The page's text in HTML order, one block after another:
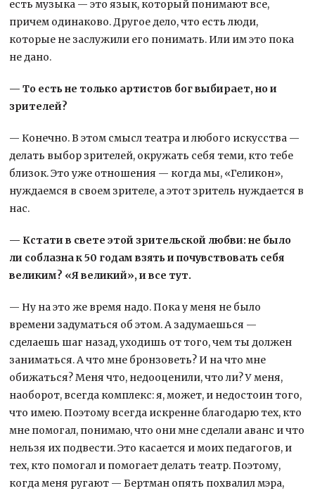
есть музыка — это язык, который понимают все,
причем одинаково. Другое дело, что есть люди,
которые не заслужили его понимать. Или им это пока
не дано.
— То есть не только артистов бог выбирает, но и
зрителей?
— Конечно. В этом смысл театра и любого искусства —
делать выбор зрителей, окружать себя теми, кто тебе
близок. Это уже отношения — когда мы, «Геликон»,
нуждаемся в своем зрителе, а этот зритель нуждается в
нас.
— Кстати в свете этой зрительской любви: не было
ли соблазна к 50 годам взять и почувствовать себя
великим? «Я великий», и все тут.
— Ну на это же время надо. Пока у меня не было
времени задуматься об этом. А задумаешься —
сделаешь шаг назад, уходишь от того, чем ты должен
заниматься. А что мне бронзоветь? И на что мне
обижаться? Меня что, недооценили, что ли? У меня,
наоборот, всегда комплекс: я, может, и недостоин того,
что имею. Поэтому всегда искренне благодарю тех, кто
мне помогал, понимаю, что они мне сделали аванс и что
нельзя их подвести. Это касается и моих педагогов, и
тех, кто помогал и помогает делать театр. Поэтому,
когда меня ругают — Бертман опять похвалил мэра,